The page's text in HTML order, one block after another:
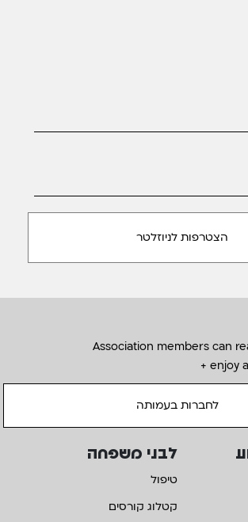
Association members can
+ enjoy
לחברות בעמותה
לבני משפחה
טיפול
קטלוג קורסים